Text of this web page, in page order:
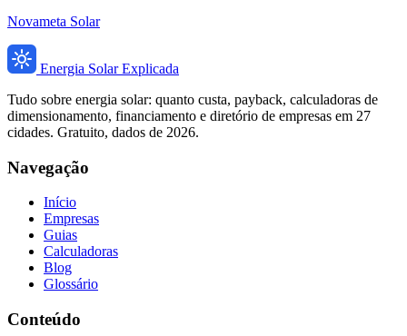
Novameta Solar
Energia Solar Explicada
Tudo sobre energia solar: quanto custa, payback, calculadoras de
dimensionamento, financiamento e diretório de empresas em 27
cidades. Gratuito, dados de 2026.
Navegação
Início
Empresas
Guias
Calculadoras
Blog
Glossário
Conteúdo